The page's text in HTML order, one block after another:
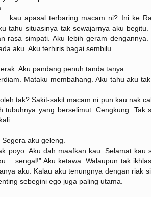
kau apasal terbaring macam ni? Ini ke
tahu situasinya tak sewajarnya aku
rasa simpati. Aku lebih geram
aku. Aku terhiris bagai sembilu.
Aku pandang penuh tanda tanya.
Mataku membahang. Aku tahu aku
tak? Sakit-sakit macam ni pun kau nak
tubuhnya yang berselimut. Cengkung. Tak
aku geleng.
poyo. Aku dah maafkan kau. Selamat kau
sengal!” Aku ketawa. Walaupun tak
aku. Kalau aku tenungnya dengan riak
sebegini ego juga paling utama.